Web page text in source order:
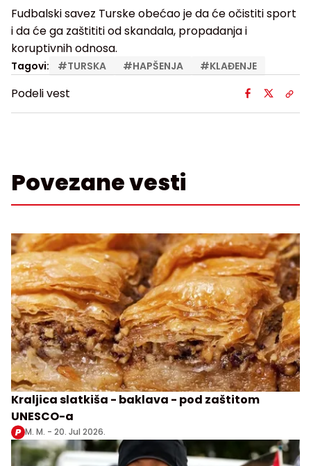
Fudbalski savez Turske obećao je da će očistiti sport
i da će ga zaštititi od skandala, propadanja i
koruptivnih odnosa.
Tagovi: #TURSKA #HAPŠENJA #KLAĐENJE
Podeli vest
Povezane vesti
Kraljica slatkiša - baklava - pod zaštitom
UNESCO-a
M. M. - 20. Jul 2026.